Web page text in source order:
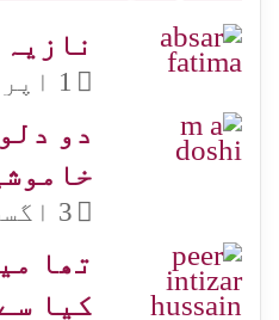
1 اپریل, 2023
دو
3 اگست, 2026
تھا
کیا